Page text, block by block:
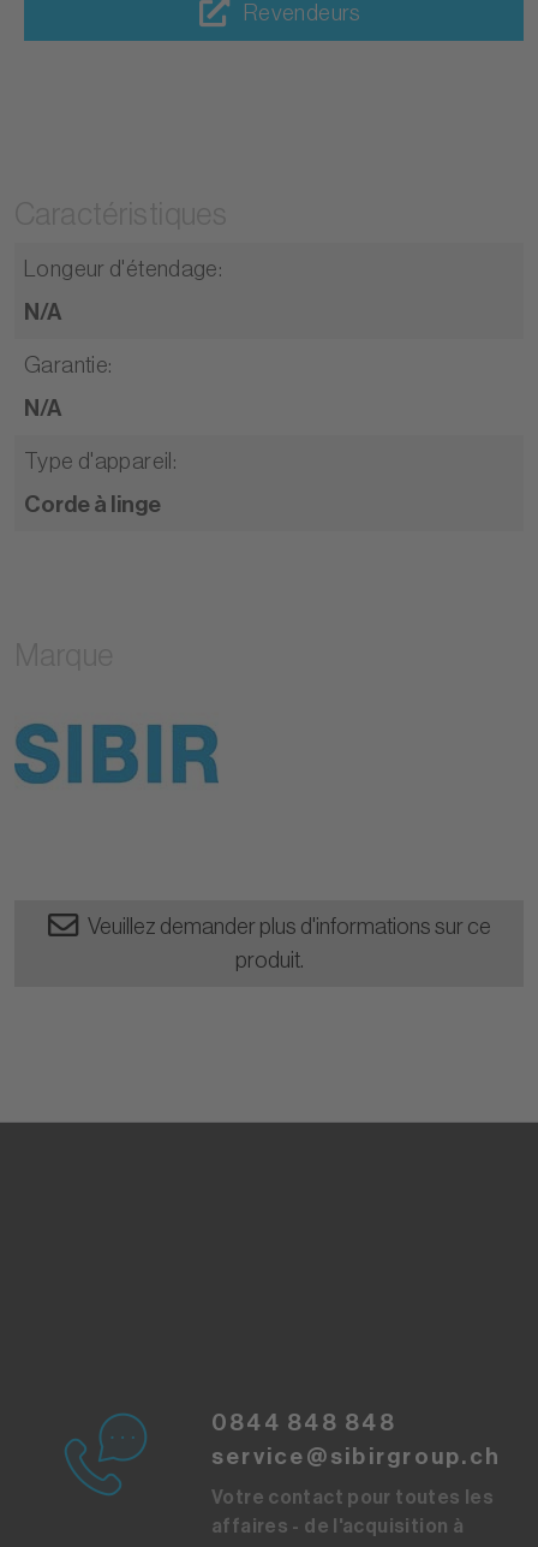
Revendeurs
Longeur d'étendage:
N/A
Garantie:
N/A
Type d'appareil :
Corde à linge
Veuillez demander plus d'informations sur ce
produit.
0844 848 848
service@sibirgroup.ch
Votre contact pour toutes les
affaires - de l'acquisition à